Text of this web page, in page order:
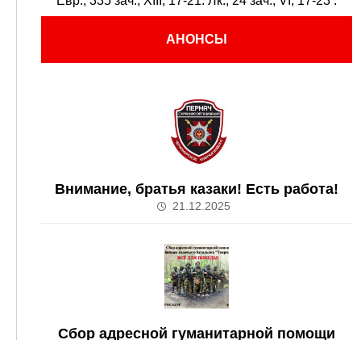
АНОНСЫ
Внимание, братья казаки! Есть работа!
21.12.2025
Сбор адресной гуманитарной помощи